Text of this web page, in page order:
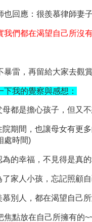
也回應：很羨慕律師妻
我們都在渴望自己所沒
暴雷，再留給大家去觀賞
下我的覺察與感想：
母都是擔心孩子，但又不
期間，也讓母女有更多
處時間)
的幸福，不見得是真的
家人小孩，忘記照顧自
慕別人，都在渴望自己所
焦點放在自己所擁有的